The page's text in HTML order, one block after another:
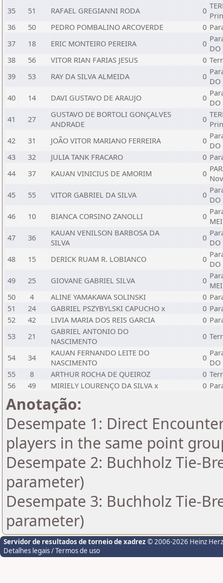
35
51 RAFAEL GREGIANNI RODA 0
36
50 PEDRO POMBALINO ARCOVERDE 0
37
18 ERIC MONTEIRO PEREIRA 0 DO
38
56 VITOR RIAN FARIAS JESUS 0
39
53 RAY DA SILVA ALMEIDA 0 DO
40
14 DAVI GUSTAVO DE ARAUJO 0 DO
41
27
GUSTAVO DE BORTOLI GONÇALVES
ANDRADE
0
42
31 JOÃO VITOR MARIANO FERREIRA 0 DO
43
32 JULIA TANK FRACARO 0
44
37 KAUAN VINICIUS DE AMORIM 0
45
55 VITOR GABRIEL DA SILVA 0 DO
46
10 BIANCA CORSINO ZANOLLI 0
47
36
KAUAN VENILSON BARBOSA DA
SILVA
0 DO
48
15 DERICK RUAM R. LOBIANCO 0 DO
49
25 GIOVANE GABRIEL SILVA 0
50
4 ALINE YAMAKAWA SOLINSKI 0
51
24 GABRIEL PSZYBYLSKI CAPUCHO x 0
52
42 LIVIA MARIA DOS REIS GARCIA 0
53
21
GABRIEL ANTONIO DO
NASCIMENTO
0
54 34
KAUAN FERNANDO LEITE DO
NASCIMENTO
0 DO
55
8 ARTHUR ROCHA DE QUEIROZ 0
56
49 MIRIELY LOURENÇO DA SILVA x 0
Anotação:
Desempate 1: Direct
players in the same point
Desempate 2: Buchholz Tie-
parameter)
Desempate 3: Buchholz Tie-
parameter)
Servidor de resultados de torneio de xadrez © 2006-2026 Heinz
Detalhes legais / Termos de uso